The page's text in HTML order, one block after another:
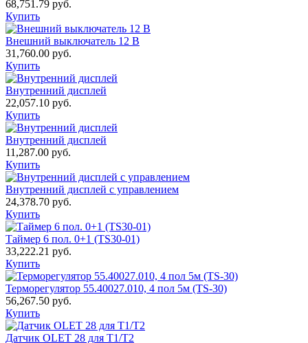
68,751.79 руб.
Купить
Внешний выключатель 12 В
31,760.00 руб.
Купить
Внутренний дисплей
22,057.10 руб.
Купить
Внутренний дисплей
11,287.00 руб.
Купить
Внутренний дисплей с управлением
24,378.70 руб.
Купить
Таймер 6 пол. 0+1 (TS30-01)
33,222.21 руб.
Купить
Терморегулятор 55.40027.010, 4 пол 5м (TS-30)
56,267.50 руб.
Купить
Датчик OLET 28 для T1/T2